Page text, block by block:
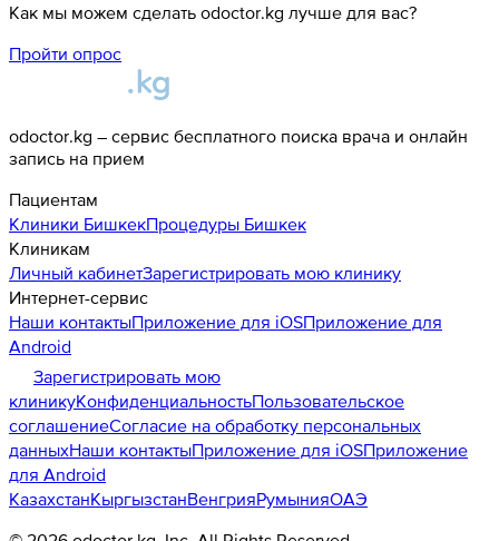
Как мы можем сделать odoctor.kg лучше для вас?
Пройти опрос
odoctor.kg – сервис бесплатного поиска врача и онлайн
запись на прием
Пациентам
Клиники БишкекПроцедуры Бишкек
Клиникам
Личный кабинетЗарегистрировать мою клинику
Интернет-сервис
Наши контактыПриложение для iOSПриложение для
Android
Зарегистрировать мою
клиникуКонфиденциальностьПользовательское
соглашениеСогласие на обработку персональных
данныхНаши контактыПриложение для iOSПриложение
для Android
КазахстанКыргызстанВенгрияРумынияОАЭ